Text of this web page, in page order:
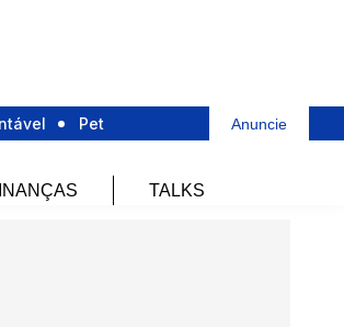
Pet Anuncie
TALKS